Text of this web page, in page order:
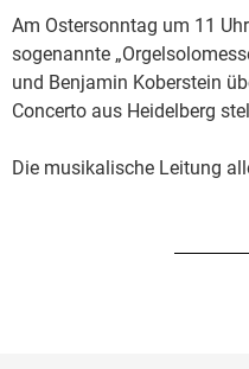
Am Ostersonntag um 11
sogenannte
und Benjamin Koberstein
Concerto aus Heidelberg
Die musikalische Leitung